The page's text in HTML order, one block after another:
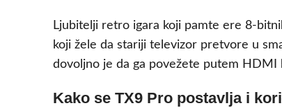
Ljubitelji retro igara koji pamte ere 8-
koji žele da stariji televizor pretvore u
dovoljno je da ga povežete putem HDMI
Kako se TX9 Pro postavlja i